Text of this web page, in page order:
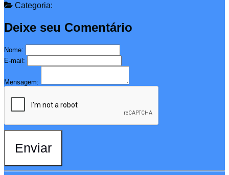
Categoria:
Deixe seu Comentário
Nome:
E-mail:
Mensagem:
Enviar